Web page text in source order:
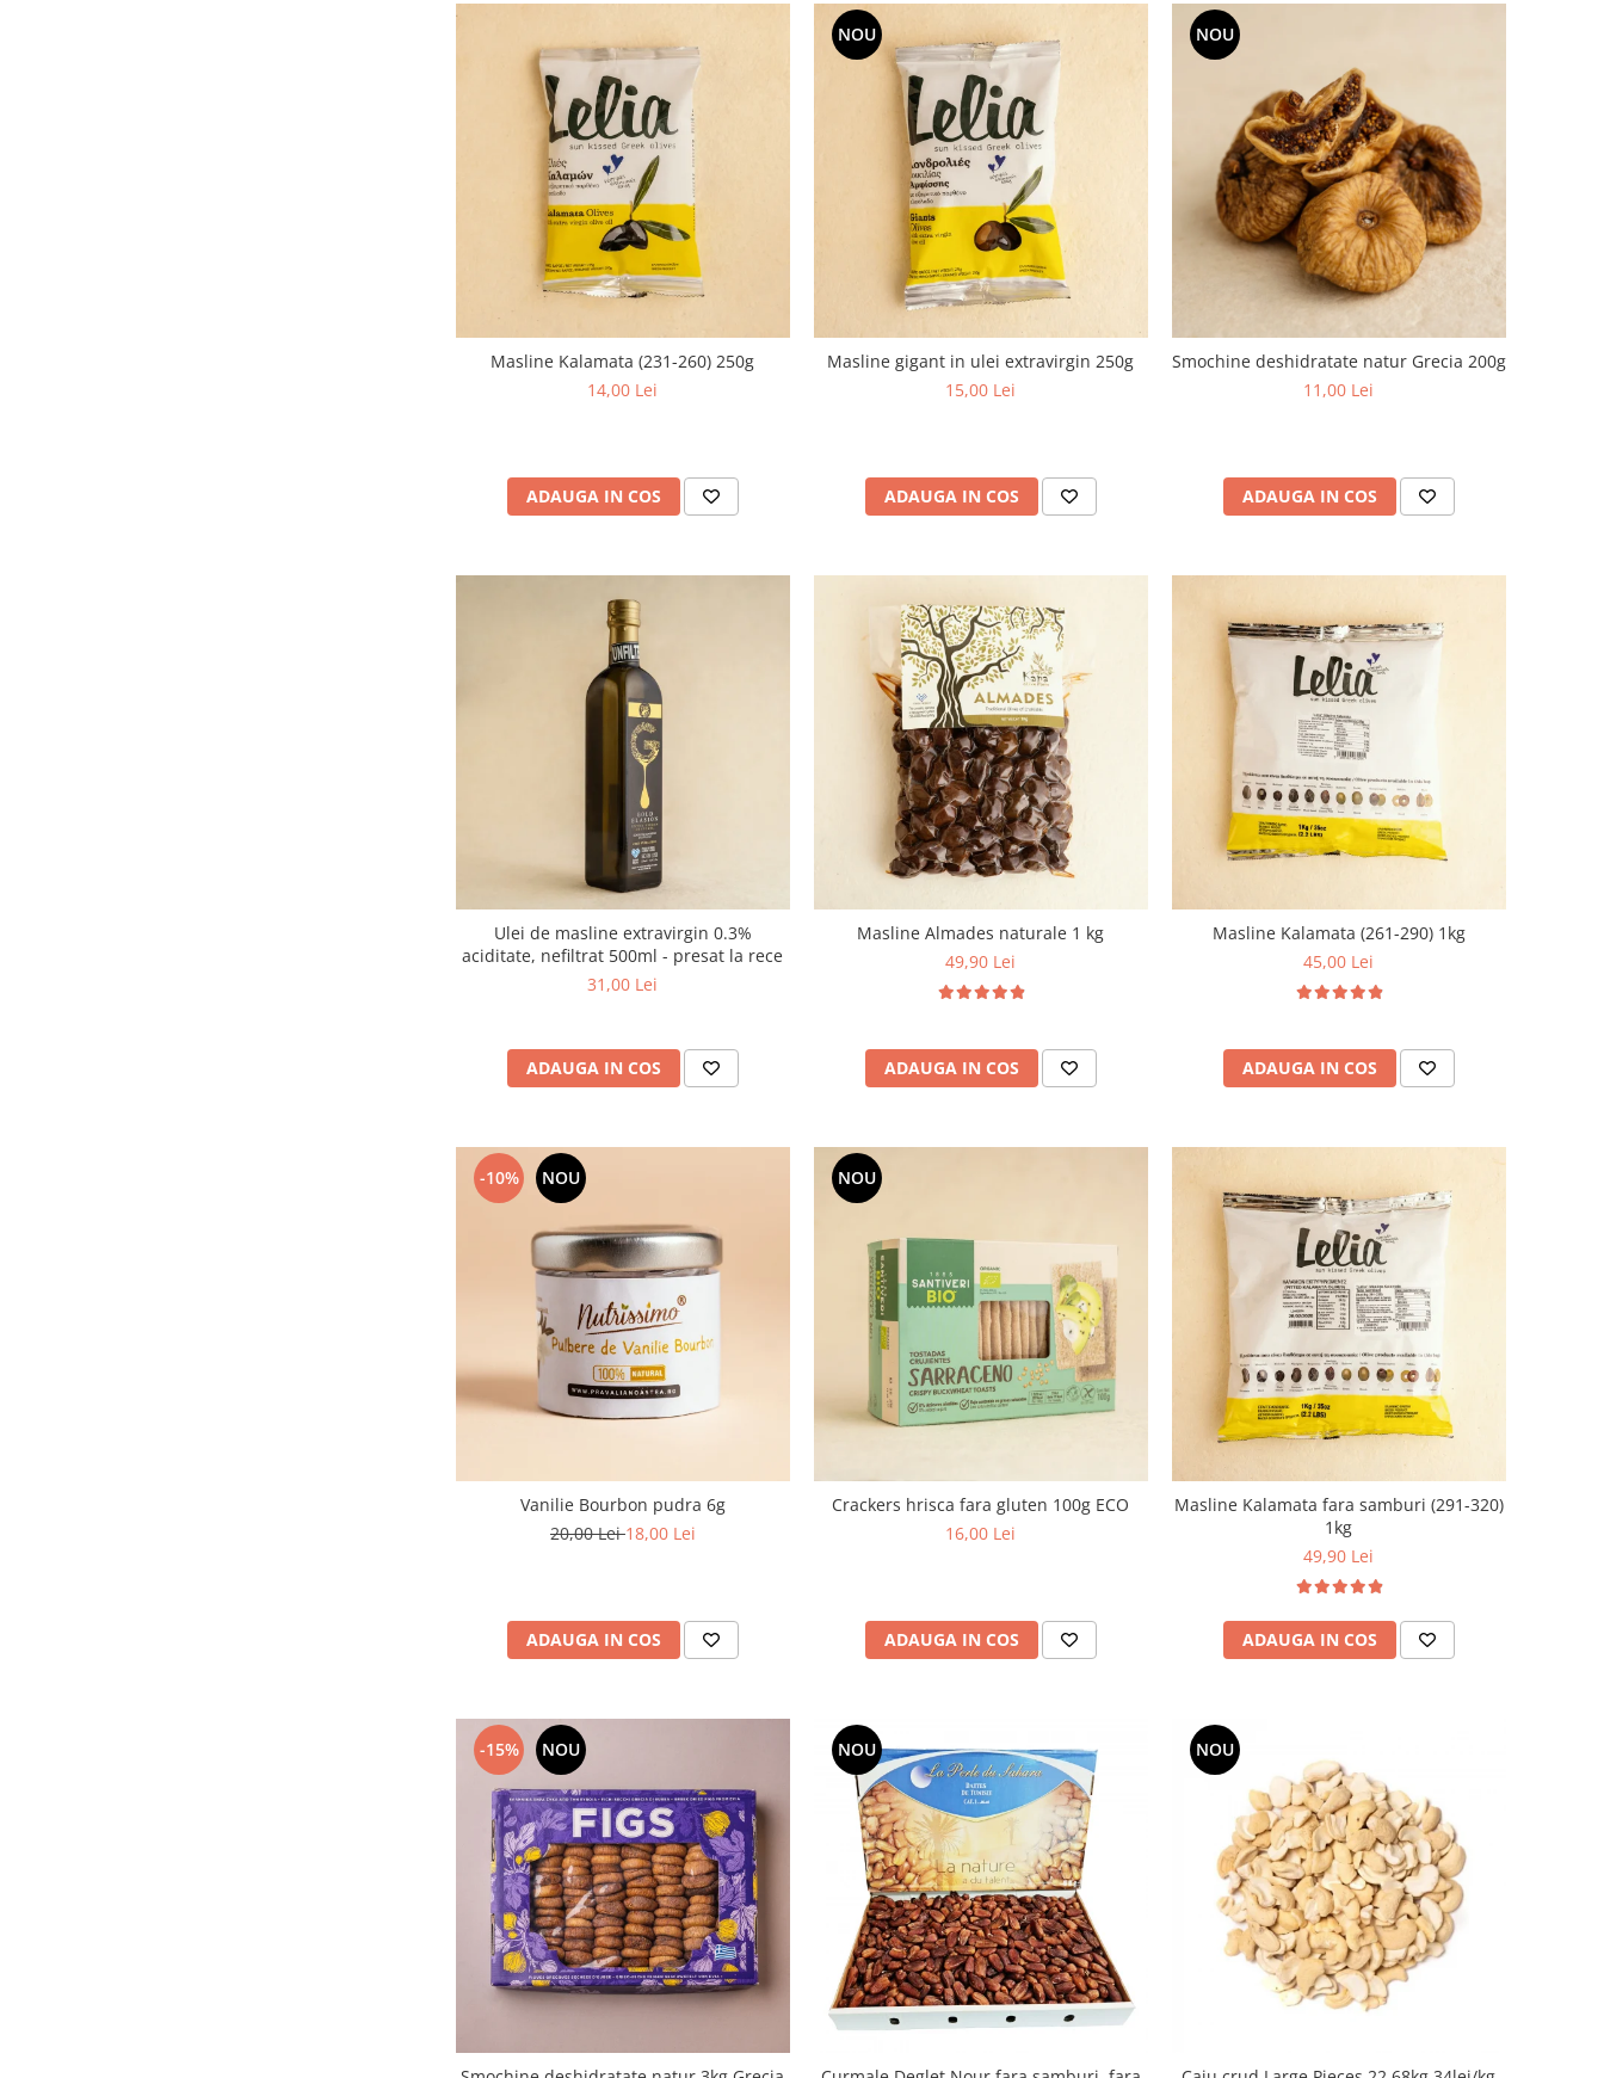
Masline Kalamata (231-260) 250g
14,00 Lei
ADAUGA IN COS
NOU
Masline gigant in ulei extravirgin 250g
15,00 Lei
ADAUGA IN COS
NOU
Smochine deshidratate natur Grecia 200g
11,00 Lei
ADAUGA IN COS
Ulei de masline extravirgin 0.3%
aciditate, nefiltrat 500ml - presat la rece
31,00 Lei
ADAUGA IN COS
Masline Almades naturale 1 kg
49,90 Lei
ADAUGA IN COS
Masline Kalamata (261-290) 1kg
45,00 Lei
ADAUGA IN COS
-10% NOU
Vanilie Bourbon pudra 6g
20,00 Lei18,00 Lei
ADAUGA IN COS
NOU
Crackers hrisca fara gluten 100g ECO
16,00 Lei
ADAUGA IN COS
Masline Kalamata fara samburi (291-320)
1kg
49,90 Lei
ADAUGA IN COS
-15% NOU NOU NOU